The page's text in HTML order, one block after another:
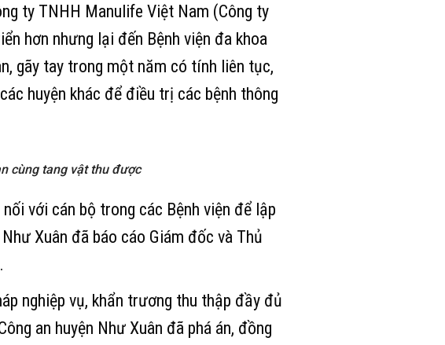
ty TNHH Manulife Việt Nam (Công ty
hơn nhưng lại đến Bệnh viện đa khoa
gãy tay trong một năm có tính liên tục,
huyện khác để điều trị các bệnh thông
cùng tang vật thu được
với cán bộ trong các Bệnh viện để lập
Xuân đã báo cáo Giám đốc và Thủ
nghiệp vụ, khẩn trương thu thập đầy đủ
an huyện Như Xuân đã phá án, đồng